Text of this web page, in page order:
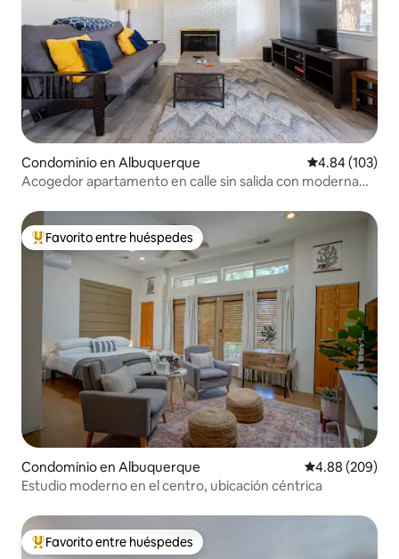
Condominio en Albuquerque Calificación
4.84 (103)
Acogedor apartamento en calle sin salida con moderna
De los mejores en Favorito entre huéspedes
Favorito entre huéspedes
Condominio en Albuquerque Calificación
4.88 (209)
Estudio moderno en el centro, ubicación céntrica
De los mejores en Favorito entre huéspedes
Favorito entre huéspedes